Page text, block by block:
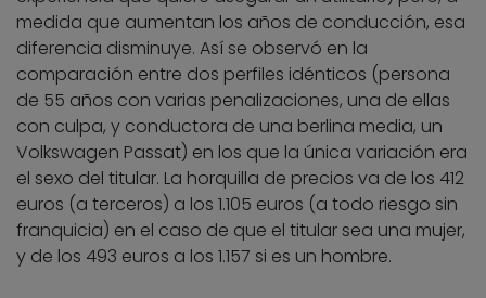
medida que aumentan los años de conducción, esa
diferencia disminuye. Así se observó en la
comparación entre dos perfiles idénticos (persona
de 55 años con varias penalizaciones, una de ellas
con culpa, y conductora de una berlina media, un
Volkswagen Passat) en los que la única variación era
el sexo del titular. La horquilla de precios va de los 412
euros (a terceros) a los 1.105 euros (a todo riesgo sin
franquicia) en el caso de que el titular sea una mujer,
y de los 493 euros a los 1.157 si es un hombre.